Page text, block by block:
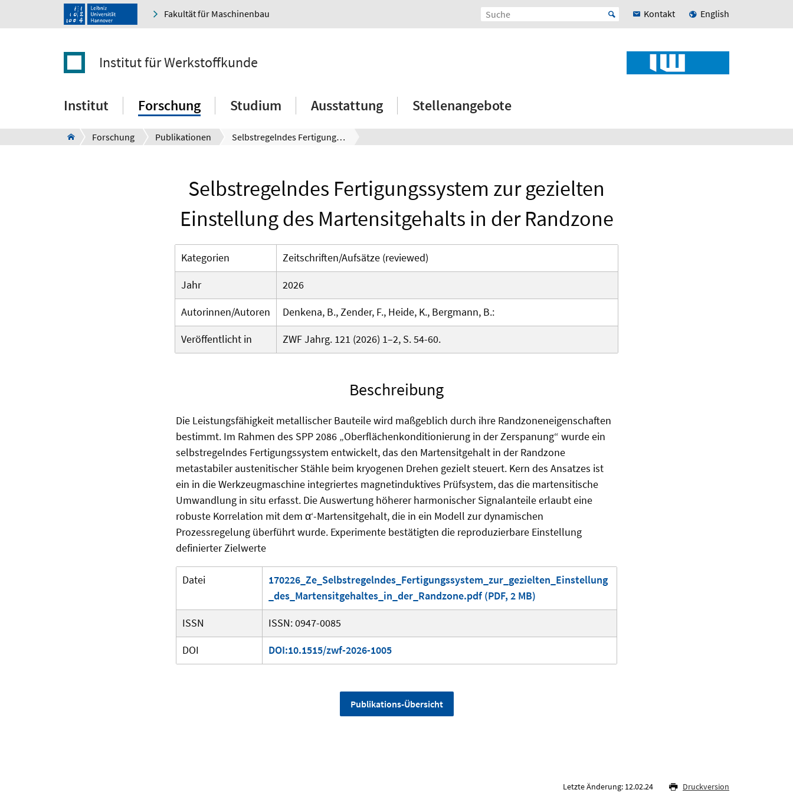
Fakultät für Maschinenbau Kontakt English
Institut für Werkstoffkunde
Institut Forschung Studium Ausstattung Stellenangebote
Forschung Publikationen Selbstregelndes Fertigungssystem zur gezielten Einstellung des Martensitgehalts in der Randzone
Selbstregelndes Fertigungssystem zur gezielten
Einstellung des Martensitgehalts in der Randzone
Kategorien
Zeitschriften/Aufsätze (reviewed)
Jahr
2026
Autorinnen/Autoren
Denkena, B., Zender, F., Heide, K., Bergmann, B.:
Veröffentlicht in
ZWF Jahrg. 121 (2026) 1–2, S. 54-60.
Beschreibung
Die Leistungsfähigkeit metallischer Bauteile wird maßgeblich durch ihre Randzoneneigenschaften
bestimmt. Im Rahmen des SPP 2086 „Oberflächenkonditionierung in der Zerspanung“ wurde ein
selbstregelndes Fertigungssystem entwickelt, das den Martensitgehalt in der Randzone
metastabiler austenitischer Stähle beim kryogenen Drehen gezielt steuert. Kern des Ansatzes ist
ein in die Werkzeugmaschine integriertes magnetinduktives Prüfsystem, das die martensitische
Umwandlung in situ erfasst. Die Auswertung höherer harmonischer Signalanteile erlaubt eine
robuste Korrelation mit dem α‘-Martensitgehalt, die in ein Modell zur dynamischen
Prozessregelung überführt wurde. Experimente bestätigten die reproduzierbare Einstellung
definierter Zielwerte
Datei
170226_Ze_Selbstregelndes_Fertigungssystem_zur_gezielten_Einstellung
_des_Martensitgehaltes_in_der_Randzone.pdf (PDF, 2 MB)
ISSN
ISSN: 0947-0085
DOI
DOI:10.1515/zwf-2026-1005
Publikations-Übersicht
Letzte Änderung: 12.02.24 Druckversion